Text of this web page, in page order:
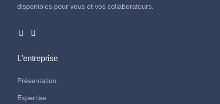
disponibles pour vous et vos collaborateurs.
L'entreprise
Présentation
Expertise